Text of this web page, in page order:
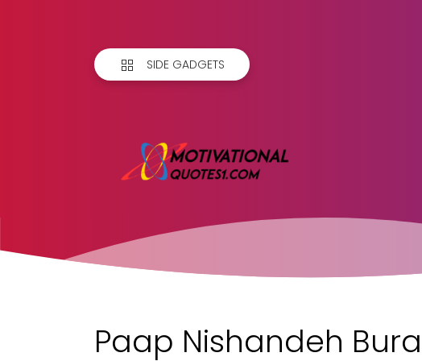
SIDE GADGETS
Paap Nishandeh